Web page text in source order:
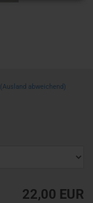
(Ausland abweichend)
22,00 EUR